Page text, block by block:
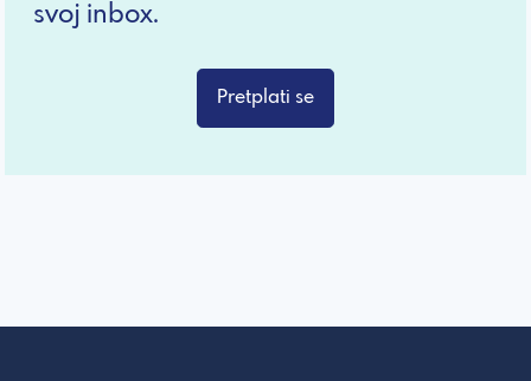
svoj inbox.
Pretplati se